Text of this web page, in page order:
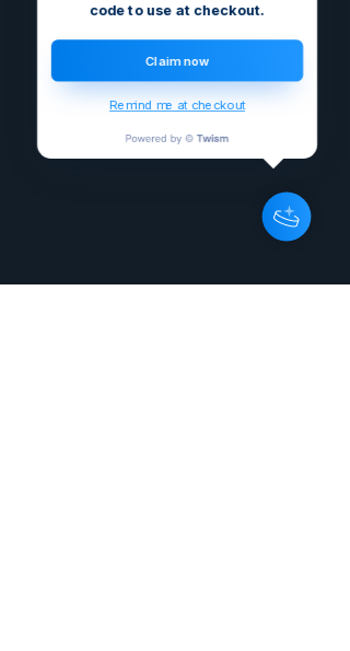
code to use at checkout.
Claim now
Remind me at checkout